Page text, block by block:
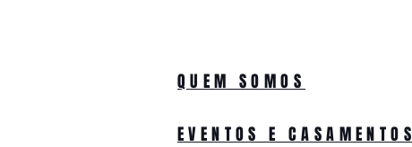
QUEM SOMOS
EVENTOS E CASAMENTOS